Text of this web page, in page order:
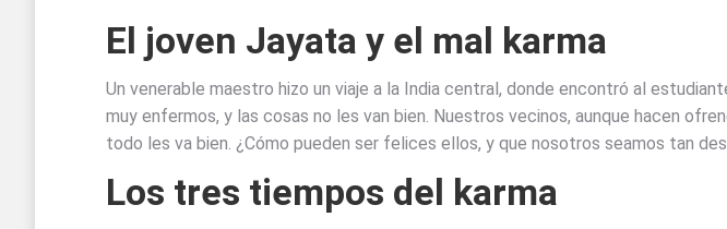
El joven Jayata y el mal karma
Un venerable maestro hizo un viaje a la India central, donde encontró al
muy enfermos, y las cosas no les van bien. Nuestros vecinos, aunque hacen
todo les va bien. ¿Cómo pueden ser felices ellos, y que nosotros seamos tan
Los tres tiempos del karma